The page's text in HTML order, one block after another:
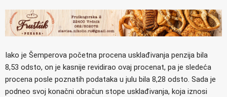
Iako je Šemperova početna procena usklađivanja penzija bila
8,53 odsto, on je kasnije revidirao ovaj procenat, pa je sledeća
procena posle poznatih podataka u julu bila 8,28 odsto. Sada je
podneo svoj konačni obračun stope usklađivanja, koja iznosi